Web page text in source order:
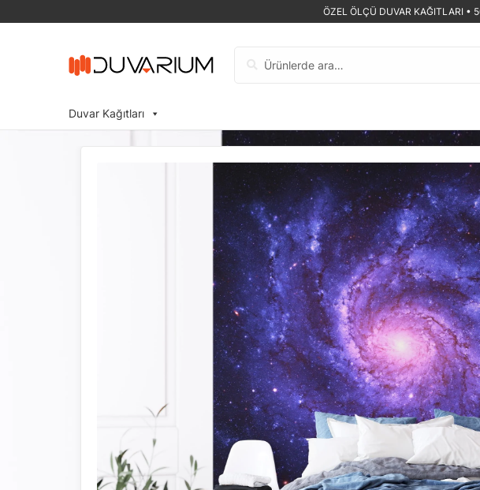
ÖZEL ÖLÇÜ DUVAR KAĞITLARI •
Duvar Kağıtları